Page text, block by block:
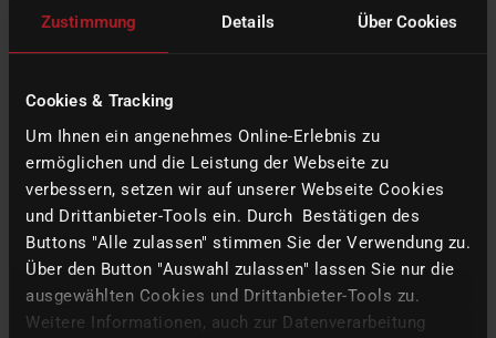
Zustimmung Details Über Cookies
Cookies & Tracking
Um Ihnen ein angenehmes Online-Erlebnis zu
ermöglichen und die Leistung der Webseite zu
verbessern, setzen wir auf unserer Webseite Cookies
und Drittanbieter-Tools ein. Durch Bestätigen des
Buttons "Alle zulassen" stimmen Sie der Verwendung zu.
Über den Button "Auswahl zulassen" lassen Sie nur die
ausgewählten Cookies und Drittanbieter-Tools zu.
Weitere Informationen, auch zur Datenverarbeitung
Estética:A cerâmica oferece excelentes propriedades estéticas que
Resistência ao desgaste:
resistentes à abrasão e à descoloração.
Plásticos:
Polimetilmetacrilato (PMMA):
Utilizado habitualmente para bases
de dentaduras, o PMMA oferece uma boa estética e
adaptabilidade.
Adaptabilidade:Os plásticos podem ser facilmente adaptados às
condições individuais da boca do doente.